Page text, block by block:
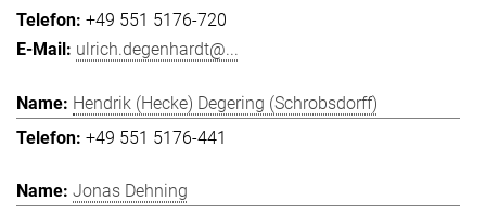
+49 551 5176-720
ulrich.degenhardt@...
Hendrik (Hecke) Degering (Schrobsdorff)
+49 551 5176-441
Jonas Dehning